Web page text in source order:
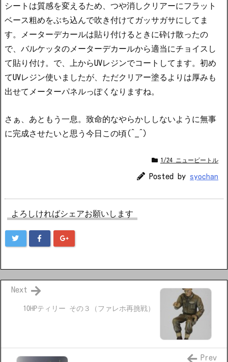
シートは質感を変えるため、つや消しクリアーにフラット
ベース粗めをぶち込んで吹き付けてガッサガサにしてま
す。メーターデカールは貼り付けるときに砕け散ったの
で、バルケッタのメーターデカールから適当にチョイスし
て貼り付け。で、上からUVレジンでコートしてます。初め
てUVレジン使いましたが、ただクリアー塗るよりは厚みも
出せてメーターパネルっぽくなりますね。
さぁ、あともう一息。致命的なやらかししないように無事
に完成させたいと思う今日この頃(^_^)
1/24 ニュービートル
Posted by syochan
よろしければシェアお願いします
10HPティリー その３（ファレホ再挑戦）
Next
Prev